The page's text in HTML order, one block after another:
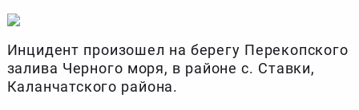
Инцидент произошел на берегу Перекопского
залива Черного моря, в районе с. Ставки,
Каланчатского района.